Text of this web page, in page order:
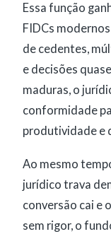
Essa função
FIDCs
de cedentes,
e decisões
maduras, o
conformidade
produtividade e
Ao mesmo
jurídico trava
conversão cai e
sem rigor, o